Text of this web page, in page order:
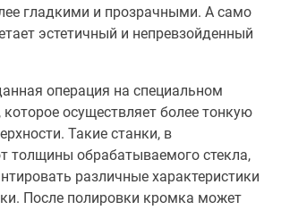
гладкими и прозрачными. А само
эстетичный и непревзойденный
операция на специальном
осуществляет более тонкую
Такие станки, в
толщины обрабатываемого стекла,
различные характеристики
После полировки кромка может